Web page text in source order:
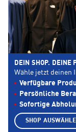
DEIN SHOP. DEINE
Wähle jetzt deinen
Verfügbare
Persönliche
Sofortige